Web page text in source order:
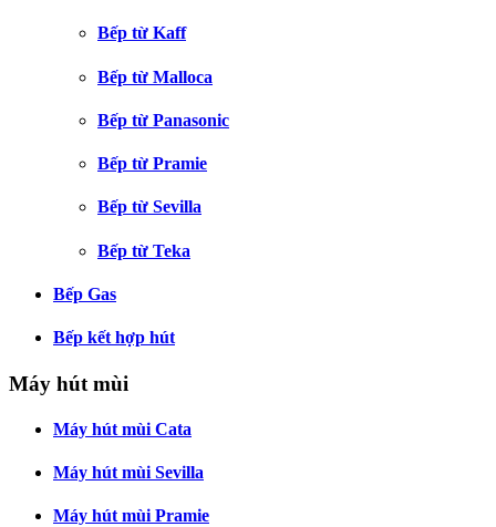
Bếp từ Kaff
Bếp từ Malloca
Bếp từ Panasonic
Bếp từ Pramie
Bếp từ Sevilla
Bếp từ Teka
Bếp Gas
Bếp kết hợp hút
Máy hút mùi
Máy hút mùi Cata
Máy hút mùi Sevilla
Máy hút mùi Pramie